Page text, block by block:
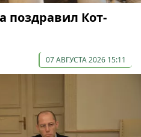
Кот-
07 АВГУСТА 2026 15:11